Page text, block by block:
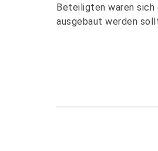
Beteiligten waren
ausgebaut werden